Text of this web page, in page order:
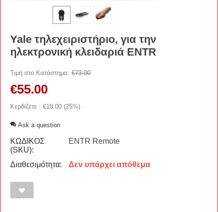
Yale τηλεχειριστήριο, για την
ηλεκτρονική κλειδαριά ENTR
Τιμή στο Κατάστημα: €73.00
€55.00
Κερδίζετε : €18.00 (25%)
Ask a question
ΚΩΔΙΚΟΣ
(SKU):
ENTR Remote
Διαθεσιμότητα: Δεν υπάρχει απόθεμα